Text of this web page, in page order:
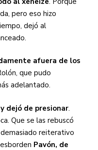
pero eso hizo
dejó al
afuera de los
que pudo
adelantado.
dejó de presionar.
Que se las rebuscó
reiterativo
Pavón, de